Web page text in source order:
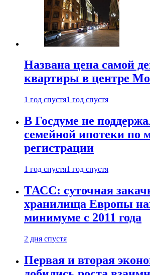
Названа цена самой
квартиры в центре
1 год спустя1 год спустя
В Госдуме не
семейной ипотеки по
регистрации
1 год спустя1 год спустя
ТАСС: суточная
хранилища Европы
минимуме с 2011 года
2 дня спустя
Первая и вторая